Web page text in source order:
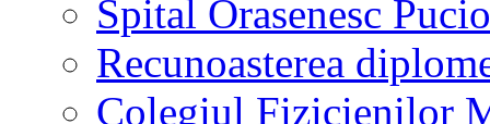
Spital Orasenesc
Recunoasterea
Colegiul Fizicienilor